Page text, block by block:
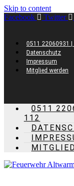
Skip to content
Facebook
Twitter
0511 22060931 |
Datenschutz
Impressum
Mitglied werden
0511
112